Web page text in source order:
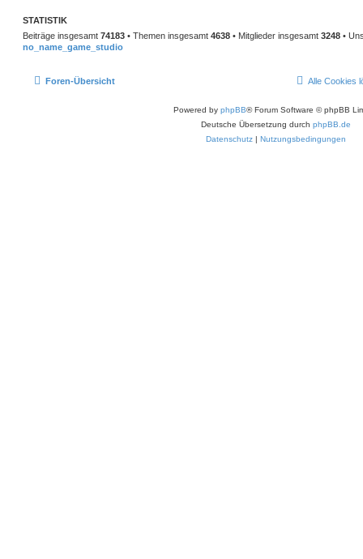
STATISTIK
Beiträge insgesamt 74183 • Themen insgesamt 4638 • Mitglieder insgesamt 3248 •
no_name_game_studio
Foren-Übersicht Alle Cookies
Powered by phpBB® Forum Software © phpBB
Deutsche Übersetzung durch phpBB.de
Datenschutz | Nutzungsbedingungen